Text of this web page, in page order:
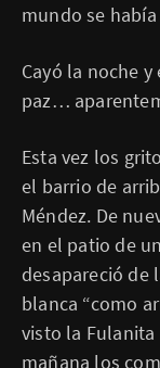
mundo se
Cayó la noche
paz…
Esta vez los
el barrio de
Méndez. De
en el patio de
desapareció de
blanca “como
visto la Fulanita
mañana los